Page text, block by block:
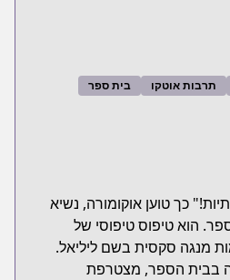
תרבות אוטקו
בית ספר
כך טוען אוקומורה, נשיא
הוא טיפוס טיפוסי של
מנגה סקסית בשם ליליאל.
בבית הספר, מצטרפת